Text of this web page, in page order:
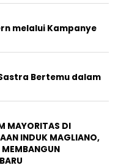
melalui Kampanye
Bertemu dalam
MAYORITAS DI
INDUK MAGLIANO,